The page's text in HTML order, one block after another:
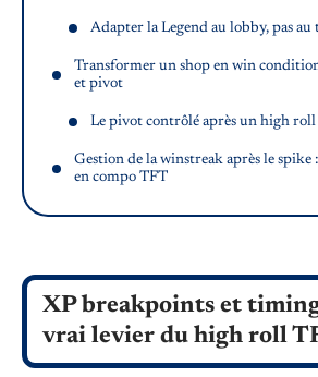
Adapter la Legend au lobby, pas
Transformer un shop en win
et pivot
Le pivot contrôlé après un high
Gestion de la winstreak après le spike
en compo TFT
XP breakpoints et
vrai levier du high roll